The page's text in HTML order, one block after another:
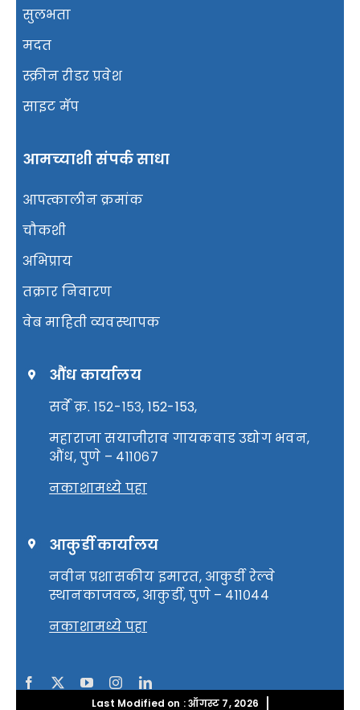
सुलभता
मदत
स्क्रीन रीडर प्रवेश
साइट मॅप
आमच्याशी संपर्क साधा
आपत्कालीन क्रमांक
चौकशी
अभिप्राय
तक्रार निवारण
वेब माहिती व्यवस्थापक
औंध कार्यालय
सर्वे क्र. १५२-१५३, 152-153,
महाराजा सयाजीराव गायकवाड उद्योग भवन,
औंध, पुणे – ४११०६७
नकाशामध्ये पहा
आकुर्डी कार्यालय
नवीन प्रशासकीय इमारत, आकुर्डी रेल्वे
स्थानकाजवळ, आकुर्डी, पुणे – ४११०४४
नकाशामध्ये पहा
Last Modified on : ऑगस्ट 7, 2026